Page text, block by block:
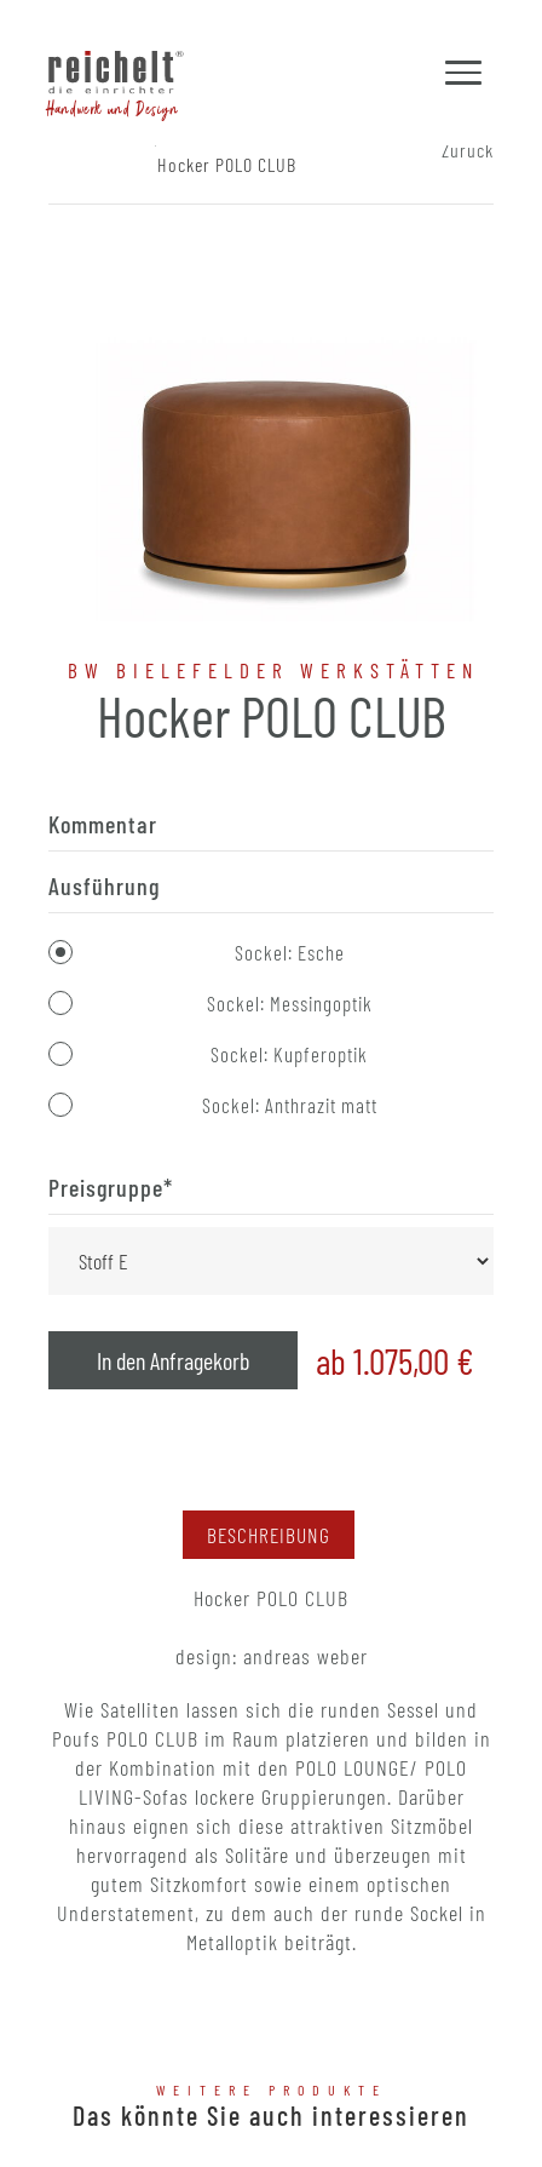
Handwerk und Design
Hocker POLO CLUB
Zurück
BW BIELEFELDER WERKSTÄTTEN
Hocker POLO CLUB
Kommentar
Ausführung
Sockel: Esche
Sockel: Messingoptik
Sockel: Kupferoptik
Sockel: Anthrazit matt
Preisgruppe*
In den Anfragekorb ab 1.075,00 €
BESCHREIBUNG
Hocker POLO CLUB
design: andreas weber
Wie Satelliten lassen sich die runden Sessel und
Poufs POLO CLUB im Raum platzieren und bilden in
der Kombination mit den POLO LOUNGE/ POLO
LIVING-Sofas lockere Gruppierungen. Darüber
hinaus eignen sich diese attraktiven Sitzmöbel
hervorragend als Solitäre und überzeugen mit
gutem Sitzkomfort sowie einem optischen
Understatement, zu dem auch der runde Sockel in
Metalloptik beiträgt.
WEITERE PRODUKTE
Das könnte Sie auch interessieren